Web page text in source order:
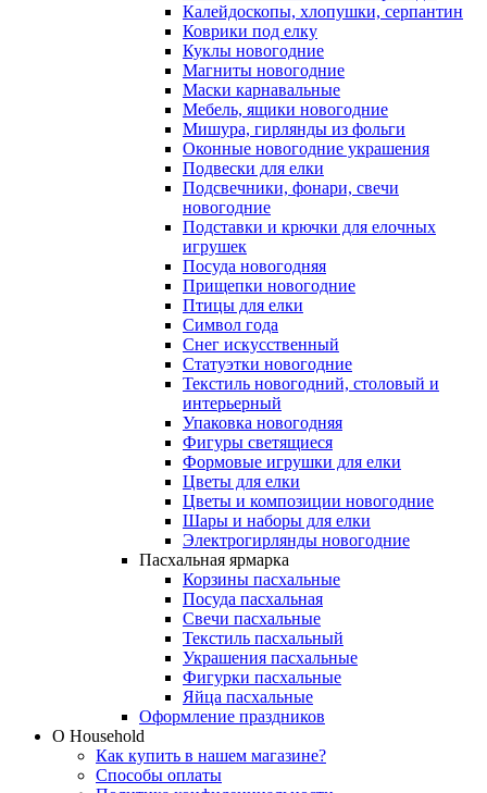
Калейдоскопы, хлопушки, серпантин
Коврики под елку
Куклы новогодние
Магниты новогодние
Маски карнавальные
Мебель, ящики новогодние
Мишура, гирлянды из фольги
Оконные новогодние украшения
Подвески для елки
Подсвечники, фонари, свечи
новогодние
Подставки и крючки для елочных
игрушек
Посуда новогодняя
Прищепки новогодние
Птицы для елки
Символ года
Снег искусственный
Статуэтки новогодние
Текстиль новогодний, столовый и
интерьерный
Упаковка новогодняя
Фигуры светящиеся
Формовые игрушки для елки
Цветы для елки
Цветы и композиции новогодние
Шары и наборы для елки
Электрогирлянды новогодние
Пасхальная ярмарка
Корзины пасхальные
Посуда пасхальная
Свечи пасхальные
Текстиль пасхальный
Украшения пасхальные
Фигурки пасхальные
Яйца пасхальные
Оформление праздников
О Household
Как купить в нашем магазине?
Способы оплаты